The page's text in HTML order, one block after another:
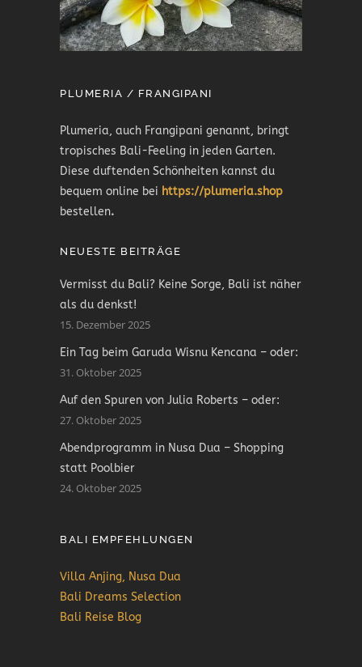
PLUMERIA / FRANGIPANI
Plumeria, auch Frangipani genannt, bringt
tropisches Bali-Feeling in jeden Garten.
Diese duftenden Schönheiten kannst du
bequem online bei https://plumeria.shop
bestellen.
NEUESTE BEITRÄGE
Vermisst du Bali? Keine Sorge, Bali ist näher
als du denkst!
15. Dezember 2025
Ein Tag beim Garuda Wisnu Kencana – oder:
31. Oktober 2025
Auf den Spuren von Julia Roberts – oder:
27. Oktober 2025
Abendprogramm in Nusa Dua – Shopping
statt Poolbier
24. Oktober 2025
BALI EMPFEHLUNGEN
Villa Anjing, Nusa Dua
Bali Dreams Selection
Bali Reise Blog